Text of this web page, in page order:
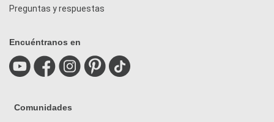
Preguntas y respuestas
Encuéntranos en
Comunidades